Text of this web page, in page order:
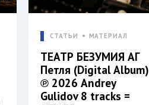
СТАТЬИ МАТЕРИАЛ
ТЕАТР БЕЗУМИЯ АГ
Петля (Digital Album)
℗ 2026 Andrey
Gulidov 8 tracks =